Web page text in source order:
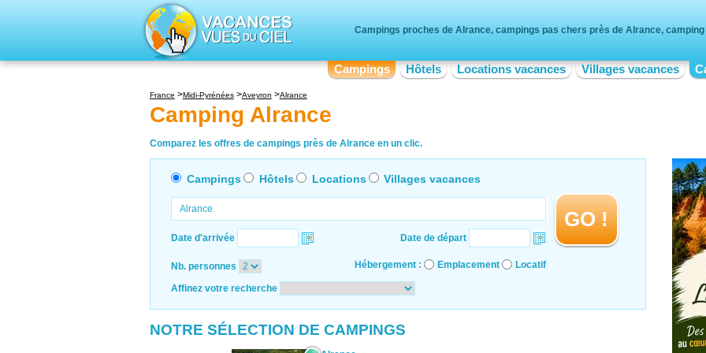
Campings proches de Alrance, campings pas chers près de Alrance,
Campings Hôtels Locations vacances Villages vacances
France Midi-Pyrénées Aveyron Alrance
Camping Alrance
Comparez les offres de campings près de Alrance en un clic.
Campings Hôtels Locations Villages vacances
Date d'arrivée Date de départ
GO !
Nb. personnes Hébergement : Emplacement Locatif
Affinez votre recherche
NOTRE SÉLECTION DE CAMPINGS